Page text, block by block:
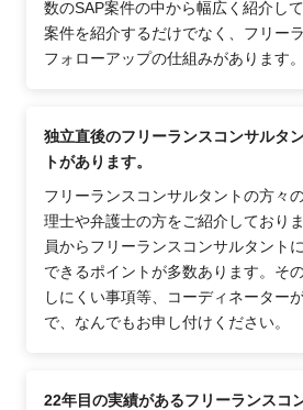
数のSAP案件の中から幅広く紹介し
案件を紹介するだけでなく、フリー
フォローアップの仕組みがあります。
独立直後のフリーランスコンサルタ
トがあります。
フリーランスコンサルタントの方々
理士や弁護士の方をご紹介しており
員からフリーランスコンサルタント
できるポイントが多数あります。そ
しにくい事項等、コーディネーター
で、なんでもお申し付けください。
22年目の実績があるフリーランスコ